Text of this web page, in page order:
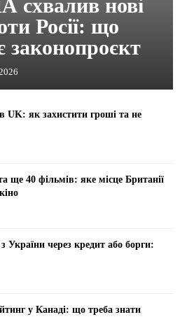
схвалив нові
Росії: що
законопроєкт
UK: як захистити гроші та не
ще 40 фільмів: яке місце Британії
України через кредит або борги:
у Канаді: що треба знати